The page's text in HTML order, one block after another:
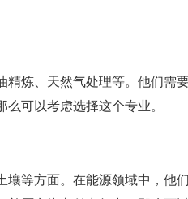
炼、天然气处理等。他们需
可以考虑选择这个专业。
等方面。在能源领域中，他